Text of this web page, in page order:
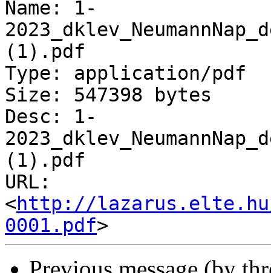
Name: 1-
(1).pdf
Type: application/pdf
Size: 547398 bytes
Desc: 1-
(1).pdf
URL:
<http://lazarus.elte.hu/
0001.pdf